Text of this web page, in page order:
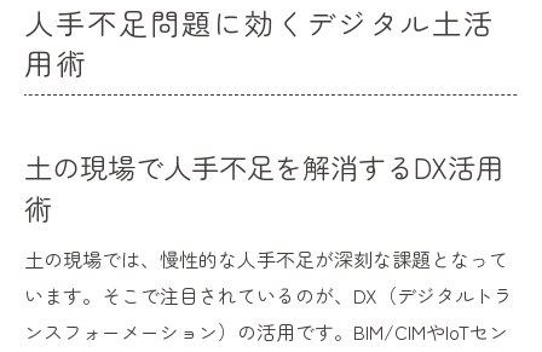
人手不足問題に効くデジタル土活
用術
土の現場で人手不足を解消するDX活用
術
土の現場では、慢性的な人手不足が深刻な課題となって
います。そこで注目されているのが、DX（デジタルトラ
ンスフォーメーション）の活用です。BIM/CIMやIoTセン